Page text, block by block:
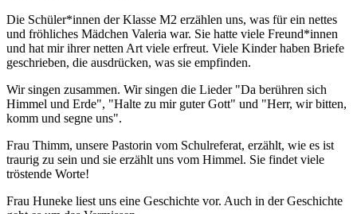
Die Schüler*innen der Klasse M2 erzählen uns, was für ein nettes
und fröhliches Mädchen Valeria war. Sie hatte viele Freund*innen
und hat mir ihrer netten Art viele erfreut. Viele Kinder haben Briefe
geschrieben, die ausdrücken, was sie empfinden.
Wir singen zusammen. Wir singen die Lieder "Da berühren sich
Himmel und Erde", "Halte zu mir guter Gott" und "Herr, wir bitten,
komm und segne uns".
Frau Thimm, unsere Pastorin vom Schulreferat, erzählt, wie es ist
traurig zu sein und sie erzählt uns vom Himmel. Sie findet viele
tröstende Worte!
Frau Huneke liest uns eine Geschichte vor. Auch in der Geschichte